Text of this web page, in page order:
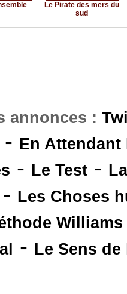
Le Pirate des mers du
sud
annonces :
- En
- Le Test -
- Les Choses
Williams
- Le Sens